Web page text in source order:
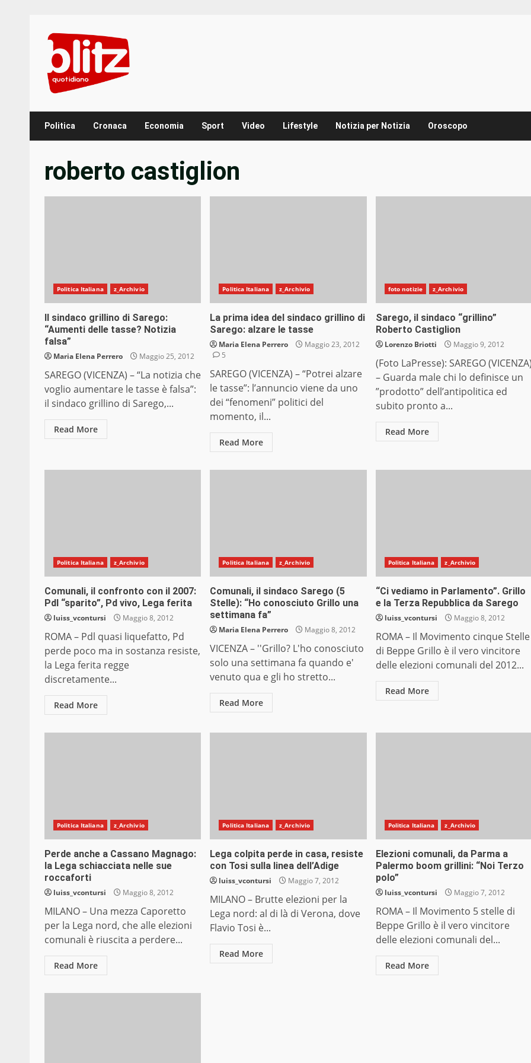
content
Politica Cronaca Economia Sport Video Lifestyle Notizia per Notizia Oroscopo
roberto castiglion
Politica Italiana z_Archivio
Il sindaco grillino di Sarego:
“Aumenti delle tasse? Notizia
falsa”
Maria Elena Perrero Maggio 25, 2012
SAREGO (VICENZA) – “La notizia che
voglio aumentare le tasse è falsa”:
il sindaco grillino di Sarego,...
Read More
Politica Italiana z_Archivio
La prima idea del sindaco grillino di
Sarego: alzare le tasse
Maria Elena Perrero
Maggio 23, 2012
5
SAREGO (VICENZA) – “Potrei alzare
le tasse”: l’annuncio viene da uno
dei “fenomeni” politici del
momento, il...
Read More
foto notizie z_Archivio
Sarego, il sindaco “grillino”
Roberto Castiglion
Lorenzo Briotti Maggio 9, 2012
(Foto LaPresse): SAREGO
– Guarda male chi lo definisce un
”prodotto” dell’antipolitica ed
subito pronto a...
Read More
Politica Italiana z_Archivio
Comunali, il confronto con il 2007:
Pdl “sparito”, Pd vivo, Lega ferita
luiss_vcontursi Maggio 8, 2012
ROMA – Pdl quasi liquefatto, Pd
perde poco ma in sostanza resiste,
la Lega ferita regge
discretamente...
Read More
Politica Italiana z_Archivio
Comunali, il sindaco Sarego (5
Stelle): “Ho conosciuto Grillo una
settimana fa”
Maria Elena Perrero Maggio 8, 2012
VICENZA – ''Grillo? L'ho conosciuto
solo una settimana fa quando e'
venuto qua e gli ho stretto...
Read More
Politica Italiana z_Archivio
“Ci vediamo in Parlamento”. Grillo
e la Terza Repubblica da Sarego
luiss_vcontursi Maggio 8, 2012
ROMA – Il Movimento cinque Stelle
di Beppe Grillo è il vero vincitore
delle elezioni comunali del 2012...
Read More
Politica Italiana z_Archivio
Perde anche a Cassano Magnago:
la Lega schiacciata nelle sue
roccaforti
luiss_vcontursi Maggio 8, 2012
MILANO – Una mezza Caporetto
per la Lega nord, che alle elezioni
comunali è riuscita a perdere...
Read More
Politica Italiana z_Archivio
Lega colpita perde in casa, resiste
con Tosi sulla linea dell’Adige
luiss_vcontursi Maggio 7, 2012
MILANO – Brutte elezioni per la
Lega nord: al di là di Verona, dove
Flavio Tosi è...
Read More
Politica Italiana z_Archivio
Elezioni comunali, da Parma a
Palermo boom grillini: “Noi Terzo
polo”
luiss_vcontursi Maggio 7, 2012
ROMA – Il Movimento 5 stelle di
Beppe Grillo è il vero vincitore
delle elezioni comunali del...
Read More